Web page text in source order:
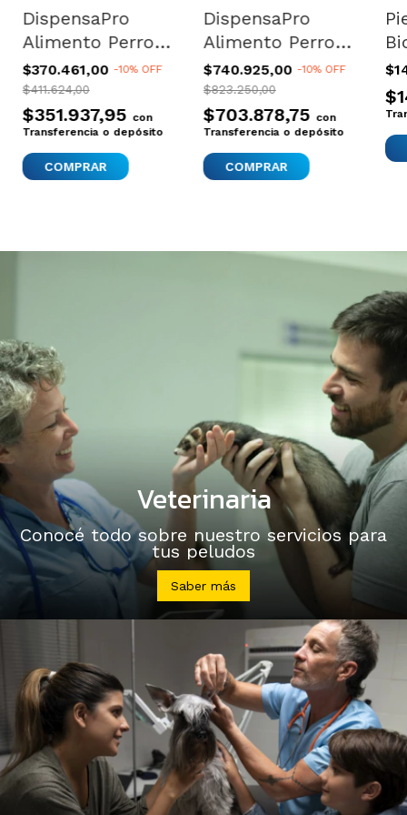
DispensaPro
Alimento Perros
Gatos Amurable
Hermético 35lt
X3 Lisa Negro
$370.461,00 -10% OFF
$411.624,00
$351.937,95 con
Transferencia o depósito
DispensaPro
Alimento Perros
Gatos Amurable
Hermético 35lt
X6 Lisa Negro
$740.925,00-10%OFF
$823.250,00
$703.878,75con
Transferencia o depósito
6l
Veterinaria
Conocé todo sobre nuestro servicios para
tus peludos
Saber más